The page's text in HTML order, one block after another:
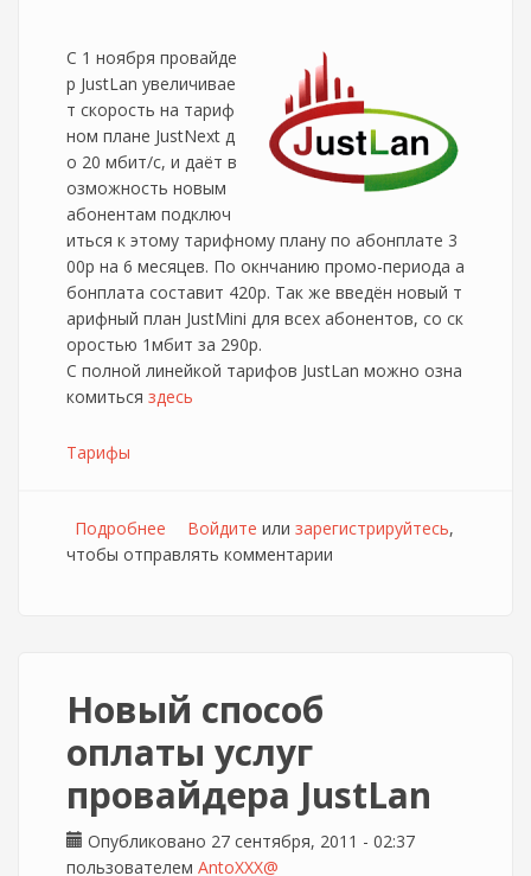
С 1 ноября провайде
р JustLan увеличивае
т скорость на тариф
ном плане JustNext д
о 20 мбит/с, и даёт в
озможность новым
абонентам подключ
иться к этому тарифному плану по абонплате 3
00р на 6 месяцев. По окнчанию промо-периода а
бонплата составит 420р. Так же введён новый т
арифный план JustMini для всех абонентов, со ск
оростью 1мбит за 290р.
С полной линейкой тарифов JustLan можно озна
комиться здесь
Тарифы
Подробнее о JustLan обновляет линейку тарифов
Войдите или зарегистрируйтесь,
чтобы отправлять комментарии
Новый способ
оплаты услуг
провайдера JustLan
Опубликовано 27 сентября, 2011 - 02:37
пользователем AntoXXX@